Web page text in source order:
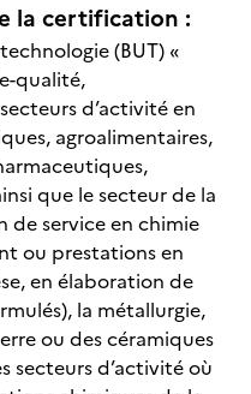
la certification :
(BUT) «
qualité,
d’activité en
agroalimentaires,
que le secteur de la
de service en chimie
ou prestations en
en élaboration de
la métallurgie,
ou des céramiques
secteurs d’activité où